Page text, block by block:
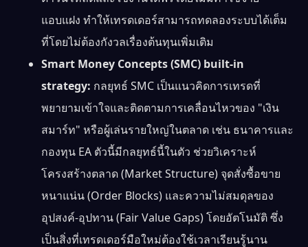
แอบแฝง ทำให้เทรดเดอร์สามารถทดลองระบบได้เต็ม
ที่โดยไม่ต้องกังวลเรื่องต้นทุนเพิ่มเติม
Smart Money Concepts (SMC) built-in
strategy: กลยุทธ์ SMC เป็นแนวคิดการเทรดที่
พยายามเข้าใจและติดตามการเคลื่อนไหวของ "เงิน
สมาร์ท" หรือผู้เล่นรายใหญ่ในตลาด เช่น ธนาคารและ
กองทุน EA ตัวนี้มีกลยุทธ์นี้ในตัว ช่วยวิเคราะห์
โครงสร้างตลาด (Market Structure) จุดสั่งซื้อขาย
หนาแน่น (Order Blocks) และความไม่สมดุลของ
อุปสงค์-อุปทาน (Fair Value Gaps) โดยอัตโนมัติ ซึ่ง
เป็นสิ่งที่เทรดเดอร์มือใหม่ต้องใช้เวลาเรียนรู้นาน